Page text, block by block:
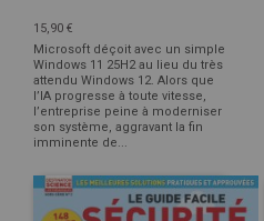
15,90 €
Microsoft déçoit avec un simple
Windows 11 25H2 au lieu du très
attendu Windows 12. Alors que
l’IA progresse à toute vitesse,
l’entreprise peine à moderniser
son système, aggravant la fin
imminente de...